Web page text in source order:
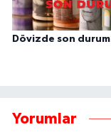
Dövizde son durum
Yorumlar